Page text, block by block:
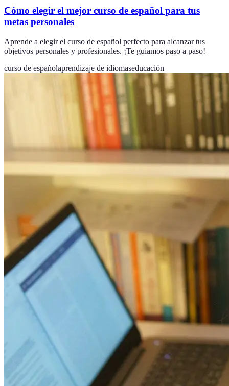
Cómo elegir el mejor curso de español para tus
metas personales
Aprende a elegir el curso de español perfecto para alcanzar tus
objetivos personales y profesionales. ¡Te guiamos paso a paso!
curso de españolaprendizaje de idiomaseducación